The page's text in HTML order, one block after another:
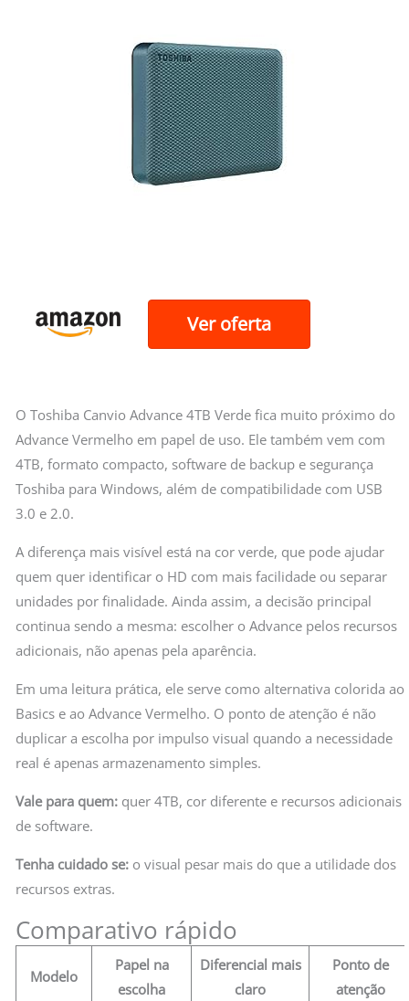
Ver oferta
O Toshiba Canvio Advance 4TB Verde fica muito próximo do
Advance Vermelho em papel de uso. Ele também vem com
4TB, formato compacto, software de backup e segurança
Toshiba para Windows, além de compatibilidade com USB
3.0 e 2.0.
A diferença mais visível está na cor verde, que pode ajudar
quem quer identificar o HD com mais facilidade ou separar
unidades por finalidade. Ainda assim, a decisão principal
continua sendo a mesma: escolher o Advance pelos recursos
adicionais, não apenas pela aparência.
Em uma leitura prática, ele serve como alternativa colorida ao
Basics e ao Advance Vermelho. O ponto de atenção é não
duplicar a escolha por impulso visual quando a necessidade
real é apenas armazenamento simples.
Vale para quem: quer 4TB, cor diferente e recursos adicionais
de software.
Tenha cuidado se: o visual pesar mais do que a utilidade dos
recursos extras.
Comparativo rápido
Modelo
Papel na
escolha
Diferencial mais
claro
Ponto de
atenção